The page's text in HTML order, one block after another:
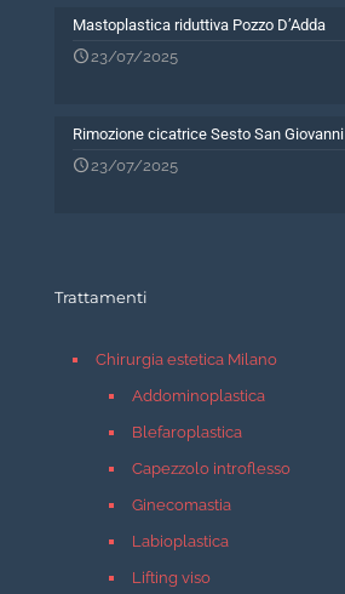
Mastoplastica riduttiva Pozzo D’Adda
23/07/2025
Rimozione cicatrice Sesto San Giovanni
23/07/2025
Trattamenti
Chirurgia estetica Milano
Addominoplastica
Blefaroplastica
Capezzolo introflesso
Ginecomastia
Labioplastica
Lifting viso